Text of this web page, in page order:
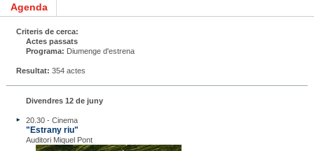
Agenda
Criteris de cerca:
Actes passats
Programa: Diumenge d'estrena
Resultat: 354 actes
Divendres 12 de juny
20.30 - Cinema
"Estrany riu"
Auditori Miquel Pont